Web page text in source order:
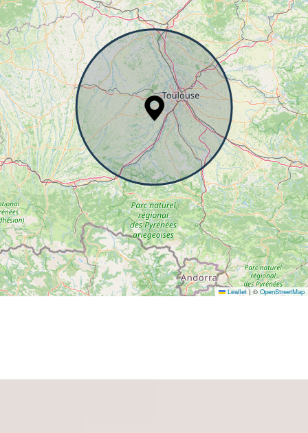
Leaflet |©OpenStreetMap